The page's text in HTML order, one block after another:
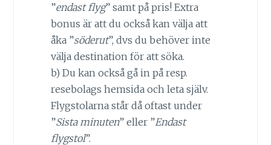
”endast flyg” samt på pris! Extra
bonus är att du också kan välja att
åka ”söderut”, dvs du behöver inte
välja destination för att söka.
b) Du kan också gå in på resp.
resebolags hemsida och leta själv.
Flygstolarna står då oftast under
”Sista minuten” eller ”Endast
flygstol”.